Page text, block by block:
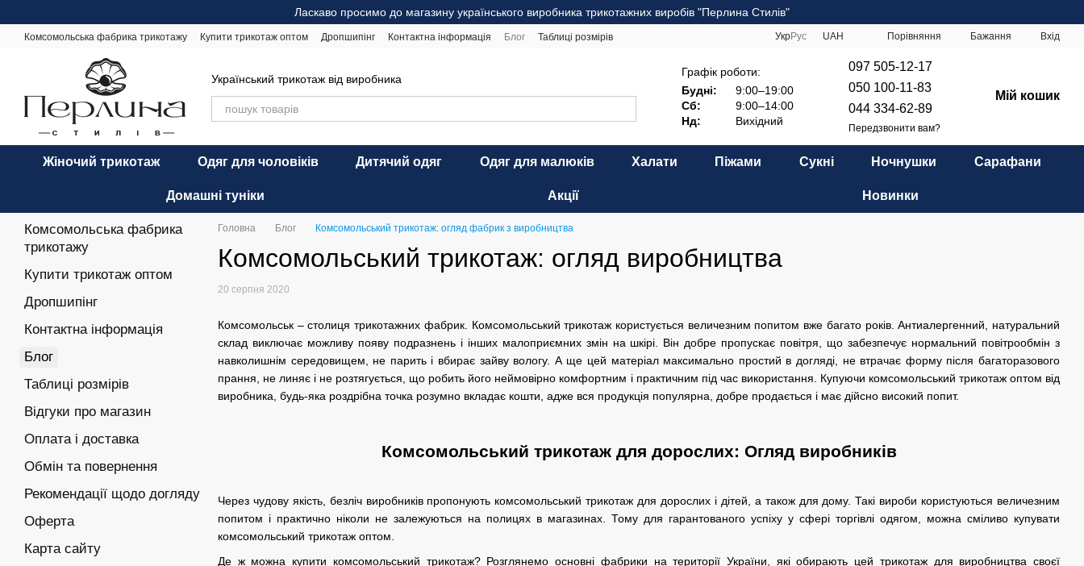
Ласкаво просимо до магазину українського виробника трикотажних виробів "Перлина Стилів"
Комсомольська фабрика трикотажу Купити трикотаж оптом Дропшипінг Контактна інформація Блог
Таблиці розмірів
УкрРус UAH Порівняння Бажання Вхід
Український трикотаж від виробника
Графік роботи:
Будні:
9:00–19:00
Сб:
9:00–14:00
Нд:
Вихідний
097 505-12-17
050 100-11-83
044 334-62-89
Передзвонити вам?
Мій кошик
Жіночий трикотаж Одяг для чоловіків Дитячий одяг Одяг для малюків Халати Піжами Сукні Ночнушки Сарафани
Домашні туніки Акції Новинки
Головна Блог Комсомольський трикотаж: огляд фабрик з виробництва
Комсомольський трикотаж: огляд виробництва
20 серпня 2020
Комсомольськ – столиця трикотажних фабрик. Комсомольський трикотаж користується величезним попитом вже багато років. Антиалергенний, натуральний
склад виключає можливу появу подразнень і інших малоприємних змін на шкірі. Він добре пропускає повітря, що забезпечує нормальний повітрообмін з
навколишнім середовищем, не парить і вбирає зайву вологу. А ще цей матеріал максимально простий в догляді, не втрачає форму після багаторазового
прання, не линяє і не розтягується, що робить його неймовірно комфортним і практичним під час використання. Купуючи комсомольський трикотаж оптом від
виробника, будь-яка роздрібна точка розумно вкладає кошти, адже вся продукція популярна, добре продається і має дійсно високий попит.
Комсомольський трикотаж для дорослих: Огляд виробників
Через чудову якість, безліч виробників пропонують комсомольський трикотаж для дорослих і дітей, а також для дому. Такі вироби користуються величезним
попитом і практично ніколи не залежуються на полицях в магазинах. Тому для гарантованого успіху у сфері торгівлі одягом, можна сміливо купувати
комсомольський трикотаж оптом.
Де ж можна купити комсомольський трикотаж? Розглянемо основні фабрики на території України, які обирають цей трикотаж для виробництва своєї
Комсомольська фабрика
трикотажу
Купити трикотаж оптом
Дропшипінг
Контактна інформація
Блог
Таблиці розмірів
Відгуки про магазин
Оплата і доставка
Обмін та повернення
Рекомендації щодо догляду
Оферта
Карта сайту